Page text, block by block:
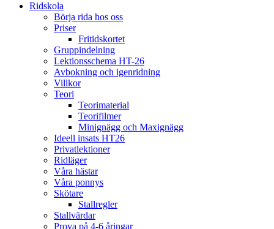
Ridskola
Börja rida hos oss
Priser
Fritidskortet
Gruppindelning
Lektionsschema HT-26
Avbokning och igenridning
Villkor
Teori
Teorimaterial
Teorifilmer
Minignägg och Maxignägg
Ideell insats HT26
Privatlektioner
Ridläger
Våra hästar
Våra ponnys
Skötare
Stallregler
Stallvärdar
Prova på 4-6 åringar